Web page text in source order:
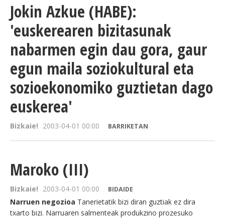
Jokin Azkue (HABE):
'euskerearen bizitasunak
nabarmen egin dau gora, gaur
egun maila soziokultural eta
sozioekonomiko guztietan dago
euskerea'
Bizkaie! 2003-04-01 00:00 BARRIKETAN
Maroko (III)
Bizkaie! 2003-04-01 00:00 BIDAIDE
Narruen negozioa Tanerietatik bizi diran guztiak ez dira
txarto bizi. Narruaren salmenteak produkzino prozesuko